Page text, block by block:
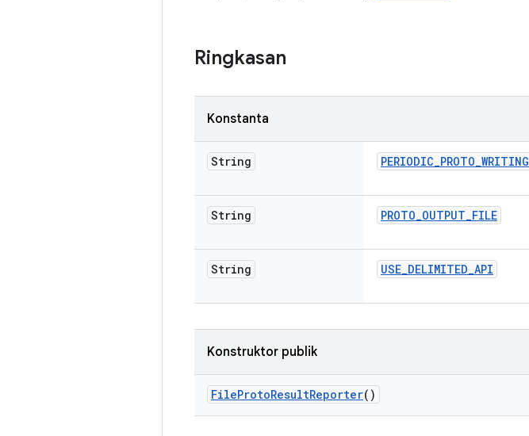
Ringkasan
Konstanta
String PERIODIC_PROTO_WRITING
String PROTO_OUTPUT_FILE
String USE_DELIMITED_API
Konstruktor publik
FileProtoResultReporter()